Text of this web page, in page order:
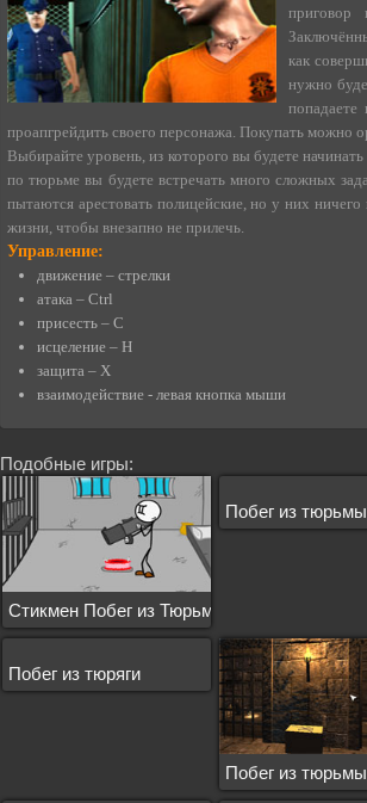
как
нужно
проапгрейдить своего персонажа. Покупать можно
Выбирайте уровень, из которого вы будете
по тюрьме вы будете встречать много сложных
пытаются арестовать полицейские, но у них
жизни, чтобы внезапно не прилечь.
Управление:
движение – стрелки
атака – Ctrl
присесть – C
исцеление – H
защита – X
взаимодействие - левая кнопка мыши
Подобные игры:
Стикмен Побег из Тюрьмы
Побег из
Побег из тюряги
Побег из